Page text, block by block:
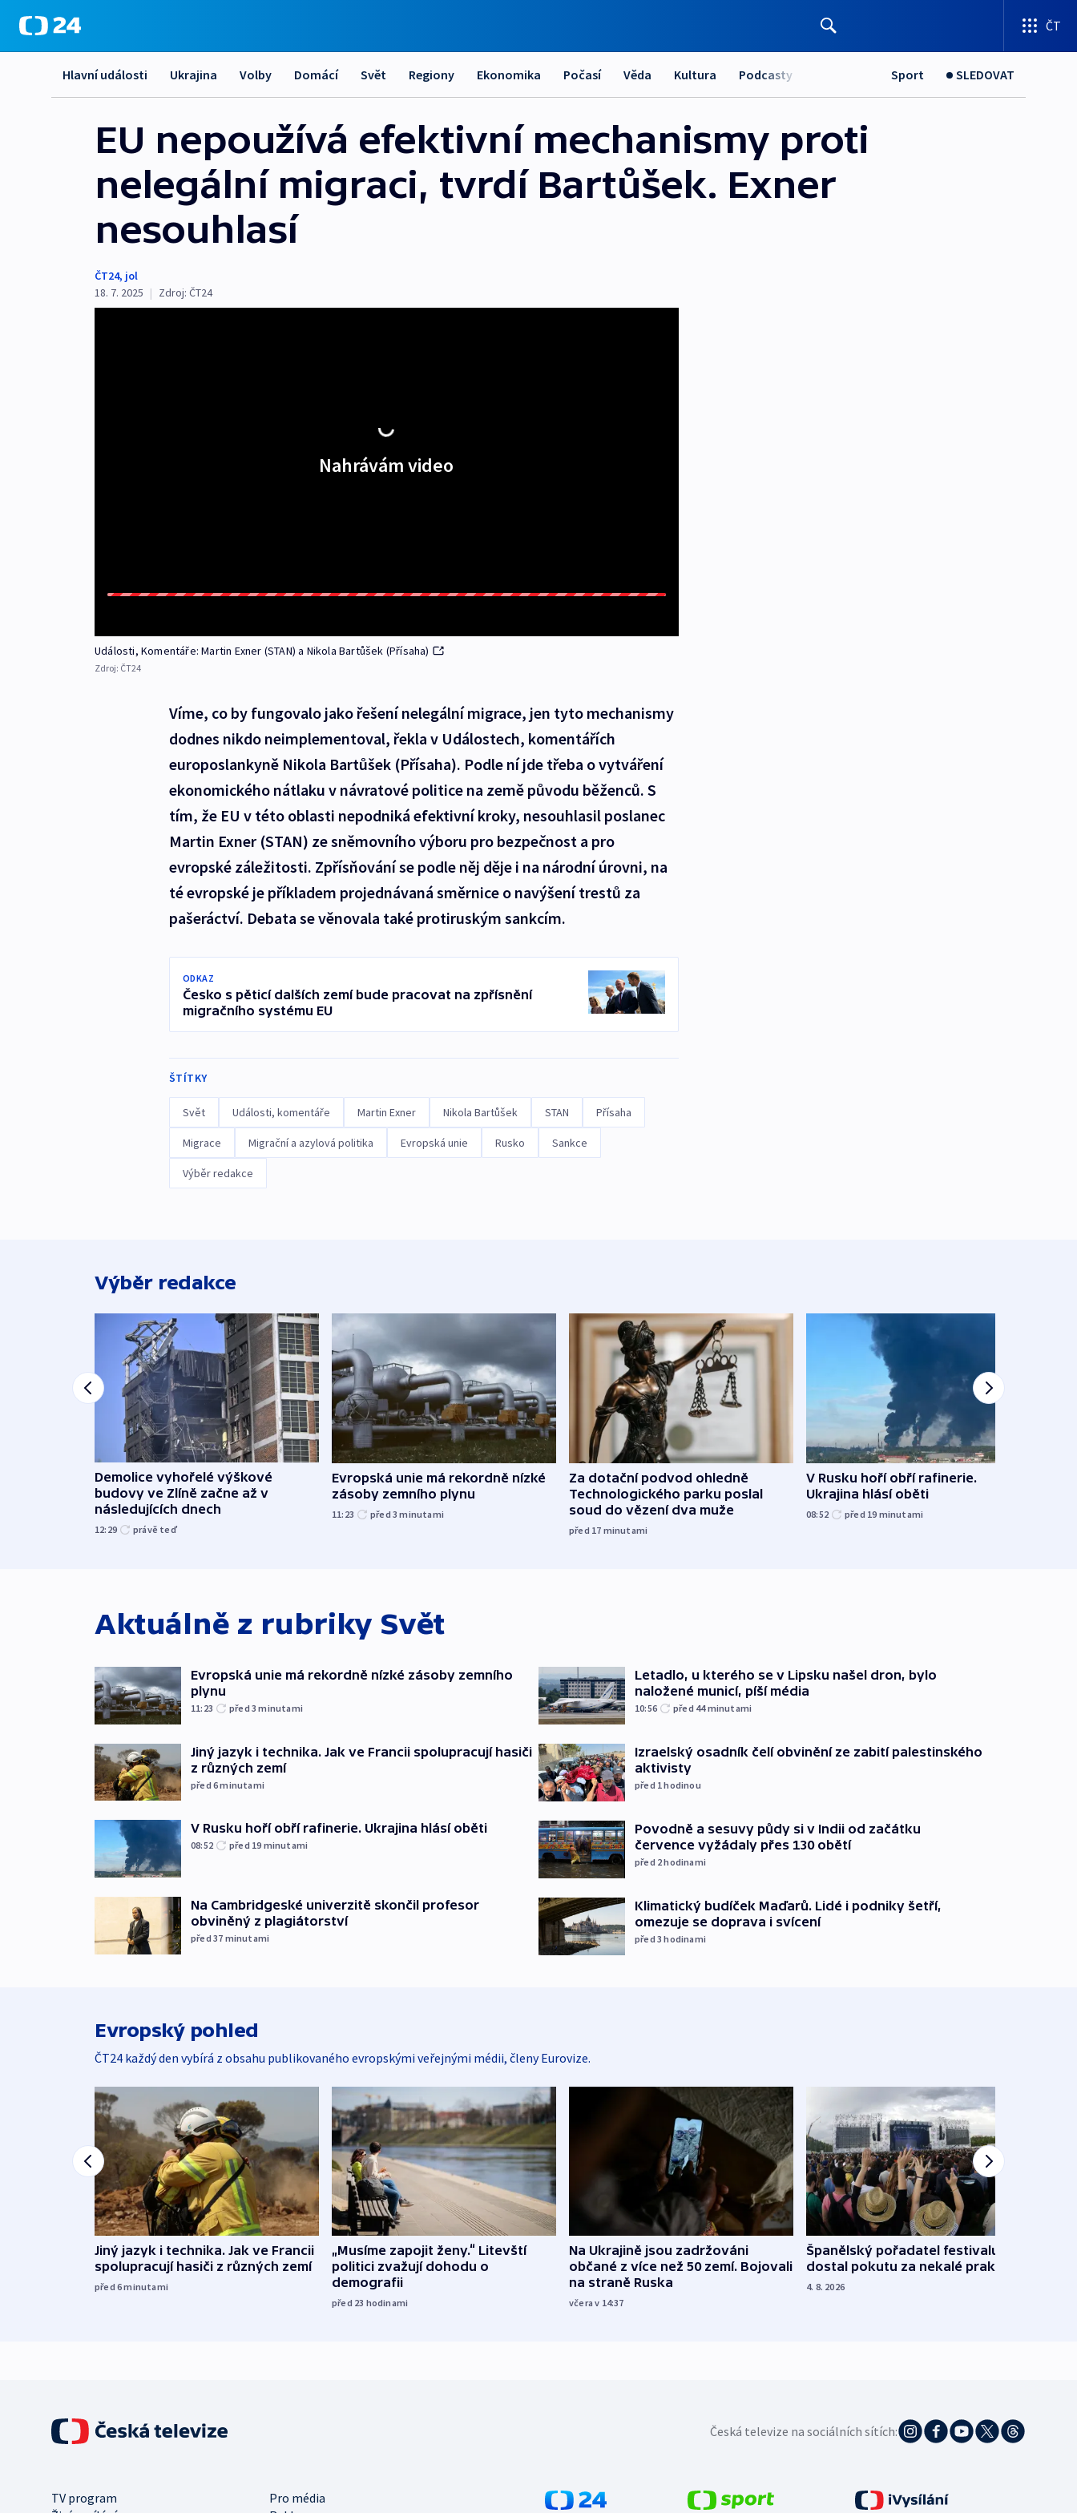
ČT
Hlavní události Ukrajina Volby Domácí Svět Regiony Ekonomika Počasí Věda Kultura Podcasty Sport SLEDOVAT
EU nepoužívá efektivní mechanismy proti
nelegální migraci, tvrdí Bartůšek. Exner
nesouhlasí
ČT24, jol
18. 7. 2025 | Zdroj: ČT24
Nahrávám video
Události, Komentáře: Martin Exner (STAN) a Nikola Bartůšek (Přísaha)
Zdroj: ČT24
Víme, co by fungovalo jako řešení nelegální migrace, jen tyto mechanismy
dodnes nikdo neimplementoval, řekla v Událostech, komentářích
europoslankyně Nikola Bartůšek (Přísaha). Podle ní jde třeba o vytváření
ekonomického nátlaku v návratové politice na země původu běženců. S
tím, že EU v této oblasti nepodniká efektivní kroky, nesouhlasil poslanec
Martin Exner (STAN) ze sněmovního výboru pro bezpečnost a pro
evropské záležitosti. Zpřísňování se podle něj děje i na národní úrovni, na
té evropské je příkladem projednávaná směrnice o navýšení trestů za
pašeráctví. Debata se věnovala také protiruským sankcím.
ODKAZ
Česko s pěticí dalších zemí bude pracovat na zpřísnění
migračního systému EU
ŠTÍTKY
Svět Události, komentáře Martin Exner Nikola Bartůšek STAN Přísaha
Migrace Migrační a azylová politika Evropská unie Rusko Sankce
Výběr redakce
Výběr redakce
Demolice vyhořelé výškové
budovy ve Zlíně začne až v
následujících dnech
12:29 právě teď
Evropská unie má rekordně nízké
zásoby zemního plynu
11:23 před 3minutami
Za dotační podvod ohledně
Technologického parku poslal
soud do vězení dva muže
před 17 minutami
V Rusku hoří obří rafinerie.
Ukrajina hlásí oběti
08:52 před 19 minutami
Aktuálně z rubriky Svět
Evropská unie má rekordně nízké zásoby zemního
plynu
11:23 před 3minutami
Jiný jazyk i technika. Jak ve Francii spolupracují hasiči
z různých zemí
před 6minutami
V Rusku hoří obří rafinerie. Ukrajina hlásí oběti
08:52 před 19 minutami
Na Cambridgeské univerzitě skončil profesor
obviněný z plagiátorství
před 37 minutami
Letadlo, u kterého se v Lipsku našel dron, bylo
naložené municí, píší média
10:56 před 44minutami
Izraelský osadník čelí obvinění ze zabití palestinského
aktivisty
před 1hodinou
Povodně a sesuvy půdy si v Indii od začátku
července vyžádaly přes 130 obětí
před 2hodinami
Klimatický budíček Maďarů. Lidé i podniky šetří,
omezuje se doprava i svícení
před 3hodinami
Evropský pohled
ČT24 každý den vybírá z obsahu publikovaného evropskými veřejnými médii, členy Eurovize.
Jiný jazyk i technika. Jak ve Francii
spolupracují hasiči z různých zemí
před 6minutami
„Musíme zapojit ženy.“ Litevští
politici zvažují dohodu o
demografii
před 23 hodinami
Na Ukrajině jsou zadržováni
občané z více než 50 zemí. Bojovali
na straně Ruska
včera v 14:37
Španělský pořadatel festivalu
dostal pokutu za nekalé praktiky
4. 8. 2026
Česká televize na sociálních sítích:
TV program
Pro média